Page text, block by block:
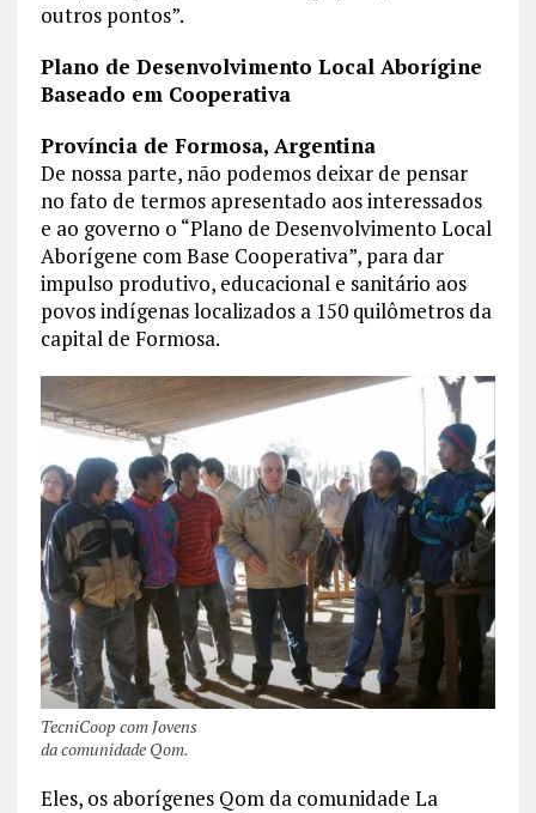
outros pontos”.
Plano de Desenvolvimento Local Aborígine
Baseado em Cooperativa
Província de Formosa, Argentina
De nossa parte, não podemos deixar de pensar
no fato de termos apresentado aos interessados ​​
e ao governo o “Plano de Desenvolvimento Local
Aborígene com Base Cooperativa”, para dar
impulso produtivo, educacional e sanitário aos
povos indígenas localizados a 150 quilômetros da
capital de Formosa.
TecniCoop com Jovens
da comunidade Qom.
Eles, os aborígenes Qom da comunidade La